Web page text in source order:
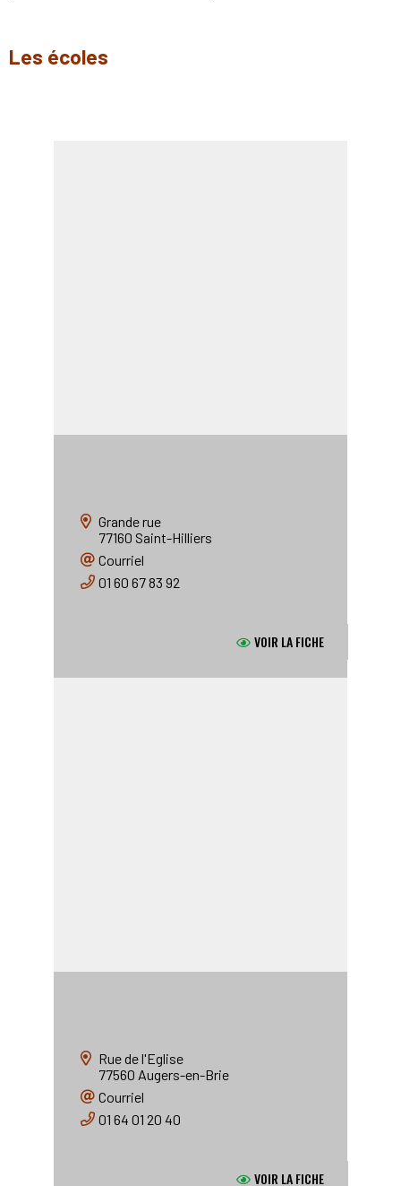
Les écoles
Grande rue
77160 Saint-Hilliers
Courriel
01 60 67 83 92
VOIR LA FICHE
Rue de l'Eglise
77560 Augers-en-Brie
Courriel
01 64 01 20 40
VOIR LA FICHE